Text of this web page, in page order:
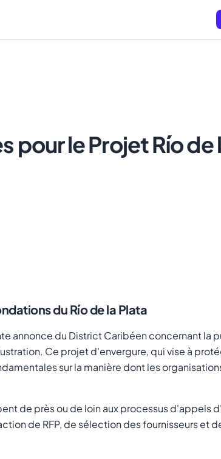
le Projet Río de
du Río de la Plata
annonce du District Caribéen concernant la
Ce projet d'envergure, qui vise à
sur la manière dont les
de près ou de loin aux processus d'appels
de RFP, de sélection des fournisseurs et